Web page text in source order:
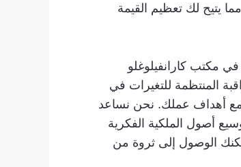
يتيح لك تعظيم القيمة
في مكتب كارانفيلوغلو
المنتظمة للتغيرات في
مع أهداف عملك. نحن نساعد
أصول الملكية الفكرية
الوصول إلى ثروة من